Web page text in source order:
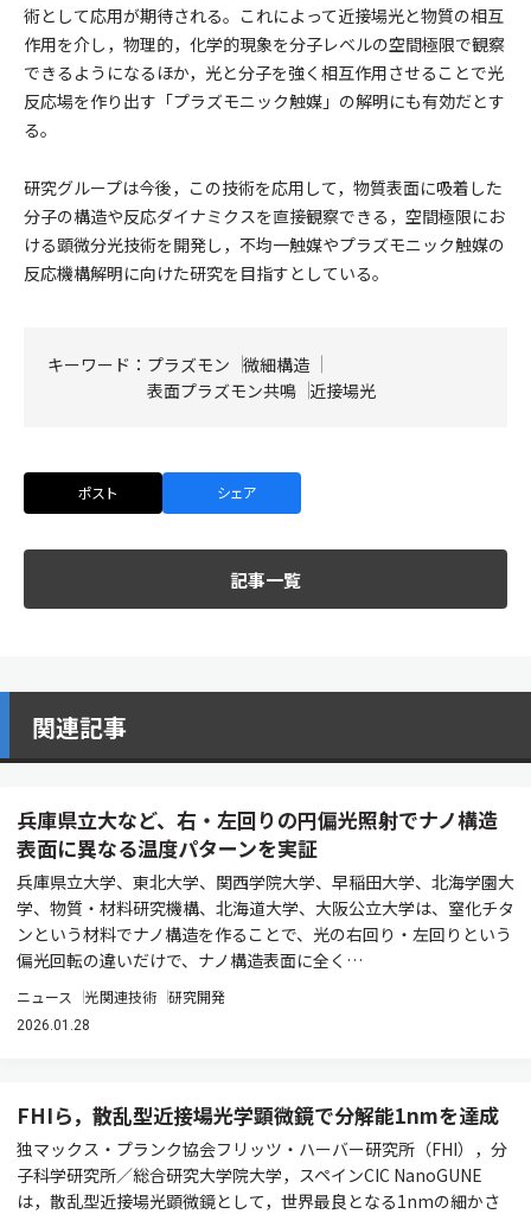
術として応用が期待される。これによって近接場光と物質の相互
作用を介し，物理的，化学的現象を分子レベルの空間極限で観察
できるようになるほか，光と分子を強く相互作用させることで光
反応場を作り出す「プラズモニック触媒」の解明にも有効だとす
る。
研究グループは今後，この技術を応用して，物質表面に吸着した
分子の構造や反応ダイナミクスを直接観察できる，空間極限にお
ける顕微分光技術を開発し，不均一触媒やプラズモニック触媒の
反応機構解明に向けた研究を目指すとしている。
キーワード： プラズモン 微細構造
表面プラズモン共鳴 近接場光
ポスト シェア
記事一覧
関連記事
兵庫県立大など、右・左回りの円偏光照射でナノ構造
表面に異なる温度パターンを実証
兵庫県立大学、東北大学、関西学院大学、早稲田大学、北海学園大
学、物質・材料研究機構、北海道大学、大阪公立大学は、窒化チタ
ンという材料でナノ構造を作ることで、光の右回り・左回りという
偏光回転の違いだけで、ナノ構造表面に全く…
ニュース 光関連技術 研究開発
2026.01.28
FHIら，散乱型近接場光学顕微鏡で分解能1nmを達成
独マックス・プランク協会フリッツ・ハーバー研究所（FHI），分
子科学研究所／総合研究大学院大学，スペインCIC NanoGUNE
は，散乱型近接場光顕微鏡として，世界最良となる1nmの細かさ